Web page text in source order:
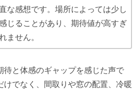
な感想です。場所によっては少し
じることがあり、期待値が高すぎ
ません。
待と体感のギャップを感じた声で
けでなく、間取りや窓の配置、冷暖